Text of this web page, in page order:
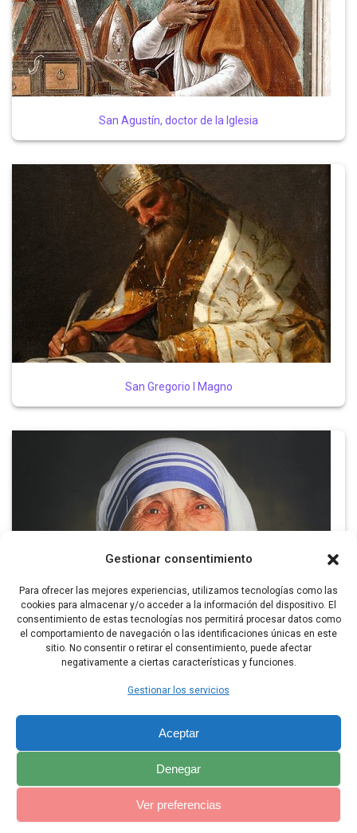
Gestionar consentimiento
Para ofrecer las mejores experiencias, utilizamos tecnologías como las
cookies para almacenar y/o acceder a la información del dispositivo. El
consentimiento de estas tecnologías nos permitirá procesar datos como
el comportamiento de navegación o las identificaciones únicas en este
sitio. No consentir o retirar el consentimiento, puede afectar
negativamente a ciertas características y funciones.
Gestionar los servicios
Aceptar
Denegar
Ver preferencias
San Agustín, doctor de la Iglesia
San Gregorio I Magno
Santa Teresa de Calcuta